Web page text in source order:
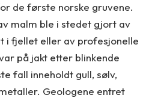
de første norske gruvene.
malm ble i stedet gjort av
i fjellet eller av profesjonelle
på jakt etter blinkende
fall inneholdt gull, sølv,
Geologene entret